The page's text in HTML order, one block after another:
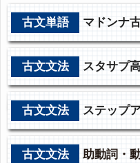
古文単語 マドンナ
古文文法 スタサプ
編＞
古文文法 ステップ
リル
古文文法 助動詞・